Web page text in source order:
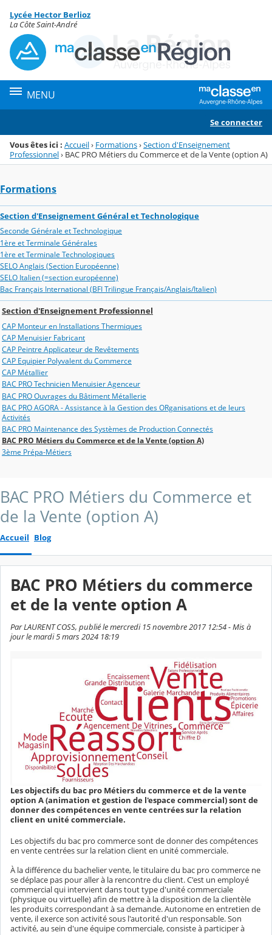
Menu de la rubrique
Contenu
Lycée Hector Berlioz
La Côte Saint-André
MENU
Se connecter
Vous êtes ici : Accueil› Formations›Section d'Enseignement
Professionnel› BAC PRO Métiers du Commerce et de la Vente (option A)
Formations
Section d'Enseignement Général et Technologique
Seconde Générale et Technologique
1ère et Terminale Générales
1ère et Terminale Technologiques
SELO Anglais (Section Européenne)
SELO Italien (=section européenne)
Bac Français International (BFI Trilingue Français/Anglais/Italien)
Section d'Enseignement Professionnel
CAP Monteur en Installations Thermiques
CAP Menuisier Fabricant
CAP Peintre Applicateur de Revêtements
CAP Equipier Polyvalent du Commerce
CAP Métallier
BAC PRO Technicien Menuisier Agenceur
BAC PRO Ouvrages du Bâtiment Métallerie
BAC PRO AGORA - Assistance à la Gestion des ORganisations et de leurs
Activités
BAC PRO Maintenance des Systèmes de Production Connectés
BAC PRO Métiers du Commerce et de la Vente (option A)
3ème Prépa-Métiers
BAC PRO Métiers du Commerce et
de la Vente (option A)
Accueil Blog
BAC PRO Métiers du commerce
et de la vente option A
Par LAURENT COSS, publié le mercredi 15 novembre 2017 12:54 - Mis à
jour le mardi 5 mars 2024 18:19
Les objectifs du bac pro Métiers du commerce et de la vente
option A (animation et gestion de l'espace commercial) sont de
donner des compétences en vente centrées sur la relation
client en unité commerciale.
Les objectifs du bac pro commerce sont de donner des compétences
en vente centrées sur la relation client en unité commerciale.
À la différence du bachelier vente, le titulaire du bac pro commerce ne
se déplace pas pour aller à la rencontre du client. C'est un employé
commercial qui intervient dans tout type d'unité commerciale
(physique ou virtuelle) afin de mettre à la disposition de la clientèle
les produits correspondant à sa demande. Autonome en entretien de
vente, il exerce son activité sous l'autorité d'un responsable. Son
activité, au sein d'une équipe commerciale, consiste à participer à